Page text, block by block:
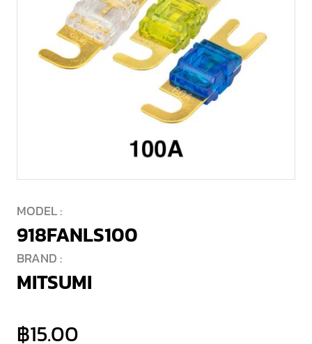
MODEL :
918FANLS100
BRAND :
MITSUMI
฿15.00